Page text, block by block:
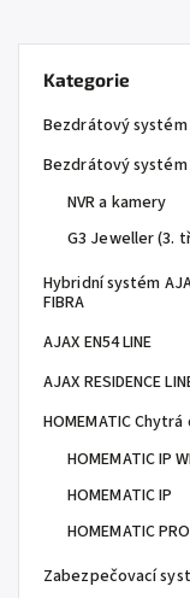
Kategorie
Bezdrátový systém
Bezdrátový systém
NVR a kamery
G3 Jeweller (3.
Hybridní systém
FIBRA
AJAX EN54 LINE
AJAX RESIDENCE
HOMEMATIC
HOMEMATIC IP
HOMEMATIC IP
HOMEMATIC PRO
Zabezpečovací